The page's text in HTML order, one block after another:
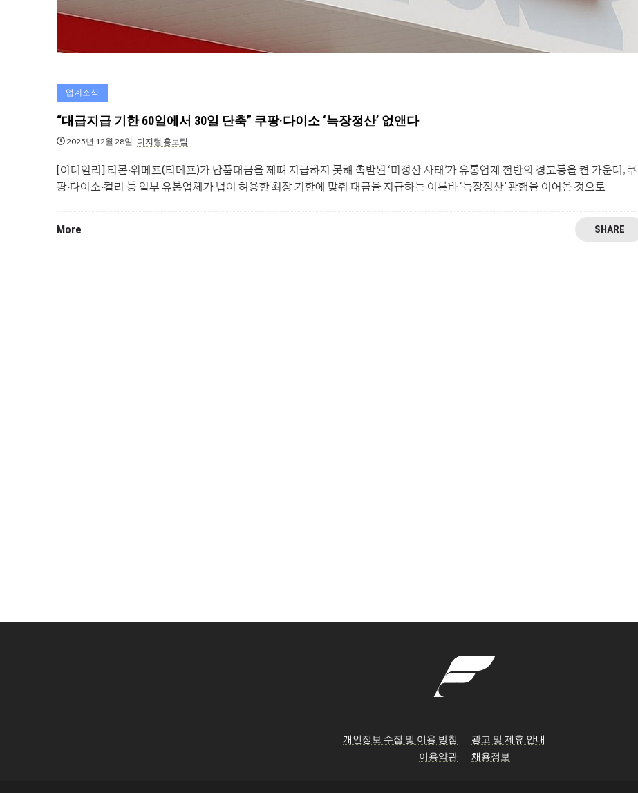
업계소식
“대급지급 기한 60일에서 30일 단축” 쿠팡·다이소 ‘늑장정산’ 없앤다
2025년 12월 28일 디지털 홍보팀
[이데일리] 티몬·위메프(티메프)가 납품대금을 제때 지급하지 못해 촉발된 ‘미정산 사태’가 유통업계 전반의 경고등을 켠 가운데, 쿠
팡·다이소·컬리 등 일부 유통업체가 법이 허용한 최장 기한에 맞춰 대금을 지급하는 이른바 ‘늑장정산’ 관행을 이어온 것으로
More SHARE
개인정보 수집 및 이용 방침
이용약관
광고 및 제휴 안내
채용정보